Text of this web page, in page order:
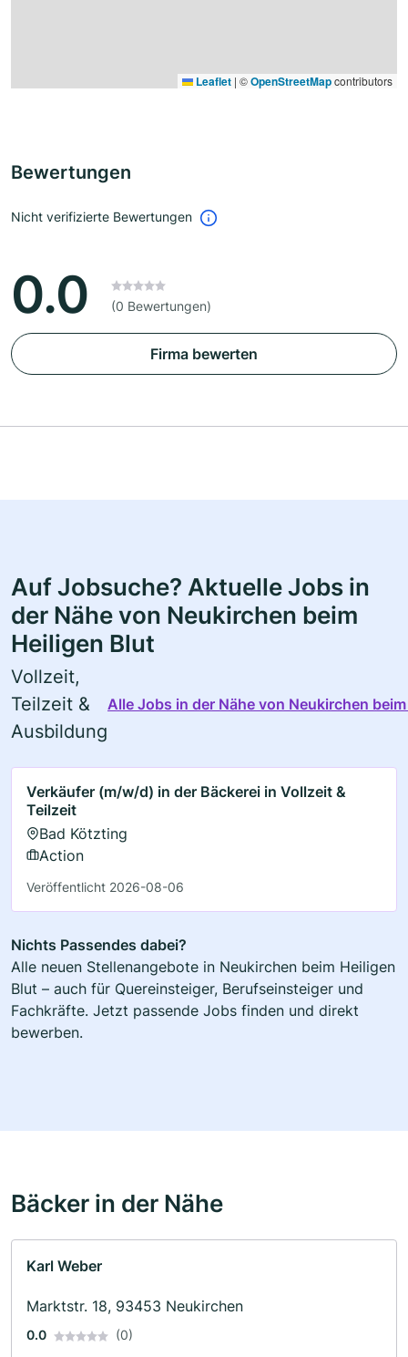
Leaflet | ©OpenStreetMapcontributors
Bewertungen
Nicht verifizierte Bewertungen
0.0 (0 Bewertungen)
Firma bewerten
Auf Jobsuche? Aktuelle Jobs in
der Nähe von Neukirchen beim
Heiligen Blut
Vollzeit,
Teilzeit &
Ausbildung
Alle Jobs in der Nähe von Neukirchen
Verkäufer (m/w/d) in der Bäckerei in Vollzeit &
Teilzeit
Bad Kötzting
Action
Veröffentlicht 2026-08-06
Nichts Passendes dabei?
Alle neuen Stellenangebote in Neukirchen beim Heiligen
Blut – auch für Quereinsteiger, Berufseinsteiger und
Fachkräfte. Jetzt passende Jobs finden und direkt
bewerben.
Bäcker in der Nähe
Karl Weber
Marktstr. 18, 93453 Neukirchen
0.0 (0)